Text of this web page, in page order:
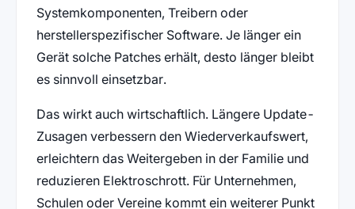
Systemkomponenten, Treibern oder
herstellerspezifischer Software. Je länger ein
Gerät solche Patches erhält, desto länger bleibt
es sinnvoll einsetzbar.
Das wirkt auch wirtschaftlich. Längere Update-
Zusagen verbessern den Wiederverkaufswert,
erleichtern das Weitergeben in der Familie und
reduzieren Elektroschrott. Für Unternehmen,
Schulen oder Vereine kommt ein weiterer Punkt